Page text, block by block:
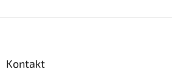
Kontakt